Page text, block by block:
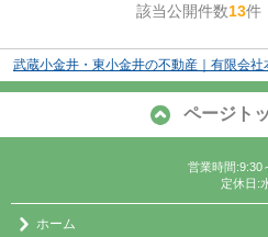
該当公開件数13件
武蔵小金井・東小金井の不動産｜有限会社
ページト
営業時間:9:30
定休日:
ホーム